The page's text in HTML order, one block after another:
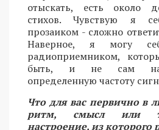
отыскать, есть около
стихов. Чувствую я
прозаиком - сложно
Наверное, я могу
радиоприемником,
быть, и не сам
определенную частоту
Что для вас первично в
ритм, смысл или
настроение, из которого